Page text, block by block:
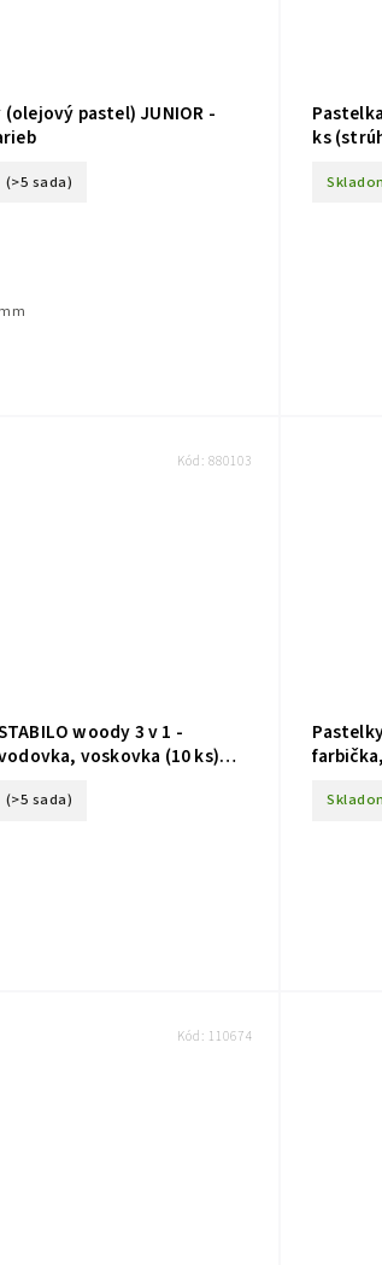
pastel) JUNIOR -
(>5 sada)
ks
woody 3 v 1 -
voskovka (10 ks)
(>5 sada)
Kód:880103
Kód: 110674